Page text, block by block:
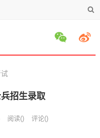
招生录取
阅读() 评论()